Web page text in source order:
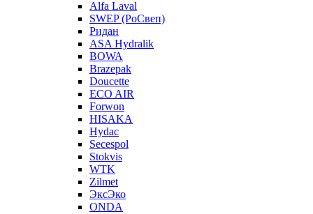
Alfa Laval
SWEP (РоСвеп)
Ридан
ASA Hydralik
BOWA
Brazepak
Doucette
ECO AIR
Forwon
HISAKA
Hydac
Secespol
Stokvis
WTK
Zilmet
ЭксЭко
ONDA